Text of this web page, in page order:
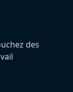
des